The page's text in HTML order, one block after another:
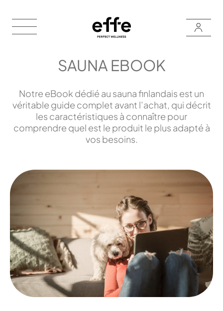
SAUNA EBOOK
Notre eBook dédié au sauna finlandais est un
véritable guide complet avant l’achat, qui décrit
les caractéristiques à connaître pour
comprendre quel est le produit le plus adapté à
vos besoins.